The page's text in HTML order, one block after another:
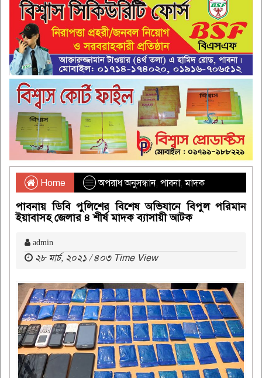
Home অপরাধ অনুসন্ধান, পাবনা,মাদক
পাবনায় ডিবি পুলিশের বিশেষ অভিযানে বিপুল পরিমান
ইয়াবাসহ জেলার ৪ শীর্ষ মাদক ব্যাসায়ী আটক
admin
২৮ মার্চ, ২০২১ / ৪০৩ Time View